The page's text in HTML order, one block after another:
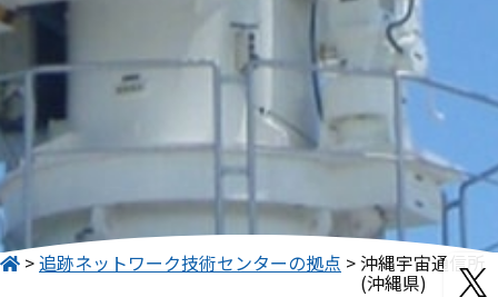
追跡ネットワーク技術センターの拠点 沖縄宇宙通信所
(沖縄県)